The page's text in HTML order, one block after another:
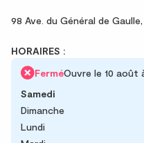
98 Ave. du Général de Gaulle,
HORAIRES :
FerméOuvre le 10 août
Samedi
Dimanche
Lundi